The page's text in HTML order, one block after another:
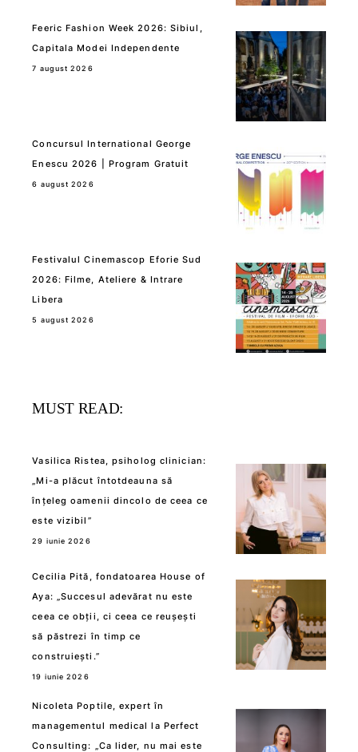
Feeric Fashion Week 2026: Sibiul,
Capitala Modei Independente
7 august 2026
Concursul International George
Enescu 2026 | Program Gratuit
6 august 2026
Festivalul Cinemascop Eforie Sud
2026: Filme, Ateliere & Intrare
Libera
5 august 2026
MUST READ:
Vasilica Ristea, psiholog clinician:
„Mi-a plăcut întotdeauna să
înțeleg oamenii dincolo de ceea ce
este vizibil”
29 iunie 2026
Cecilia Pită, fondatoarea House of
Aya: „Succesul adevărat nu este
ceea ce obții, ci ceea ce reușești
să păstrezi în timp ce
construiești.”
19 iunie 2026
Nicoleta Poptile, expert în
managementul medical la Perfect
Consulting: „Ca lider, nu mai este